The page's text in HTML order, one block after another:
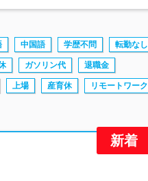
中国語 学歴不問 転勤なし
ガソリン代 退職金
上場 産育休 リモートワーク